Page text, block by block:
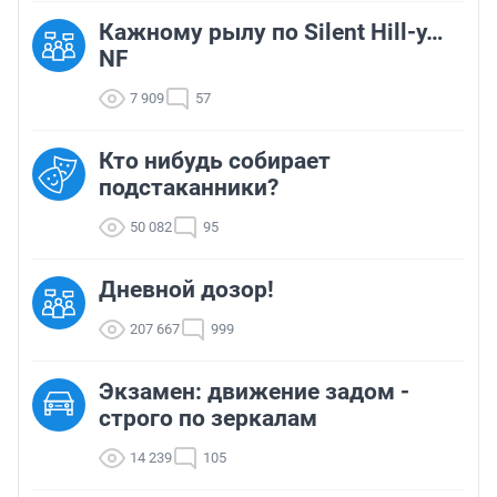
Кажному рылу по Silent Hill-у…
NF
7 909 57
Кто нибудь собирает
подстаканники?
50 082 95
Дневной дозор!
207 667 999
Экзамен: движение задом -
строго по зеркалам
14 239 105